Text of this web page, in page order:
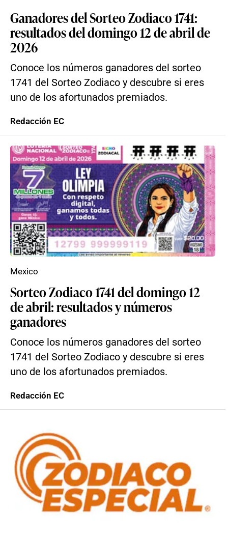
Ganadores del Sorteo Zodiaco 1741:
resultados del domingo 12 de abril de
2026
Conoce los números ganadores del sorteo
1741 del Sorteo Zodiaco y descubre si eres
uno de los afortunados premiados.
Redacción EC
Sorteo Zodiaco 1741 del domingo 12
de abril: resultados y números
ganadores
Conoce los números ganadores del sorteo
1741 del Sorteo Zodiaco y descubre si eres
uno de los afortunados premiados.
Mexico
Redacción EC